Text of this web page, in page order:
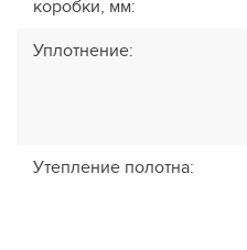
коробки, мм:
Уплотнение:
Утепление полотна: